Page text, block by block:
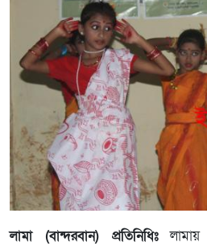
লামা (বান্দরবান) প্রতিনিধিঃলামায়